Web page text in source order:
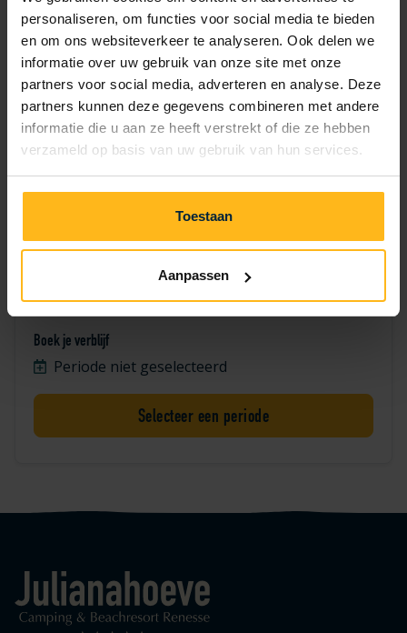
personaliseren, om functies voor social media te bieden
en om ons websiteverkeer te analyseren. Ook delen we
informatie over uw gebruik van onze site met onze
partners voor social media, adverteren en analyse. Deze
partners kunnen deze gegevens combineren met andere
informatie die u aan ze heeft verstrekt of die ze hebben
verzameld op basis van uw gebruik van hun services.
Toestaan
Aanpassen
7 8 9 10 11 12
13
14
15 16 17 18 19
21
25
27
28
29 30
Boek je verblijf
Periode niet geselecteerd
Selecteer een periode
Logo Julianahoeve